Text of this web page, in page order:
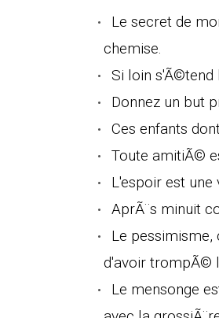
Le secret de
chemise.
Si loin s'Ã©tend
Donnez un but
Ces enfants
Toute amitiÃ©
L'espoir est une
AprÃ¨s minuit
Le
d'avoir trompÃ©
Le mensonge